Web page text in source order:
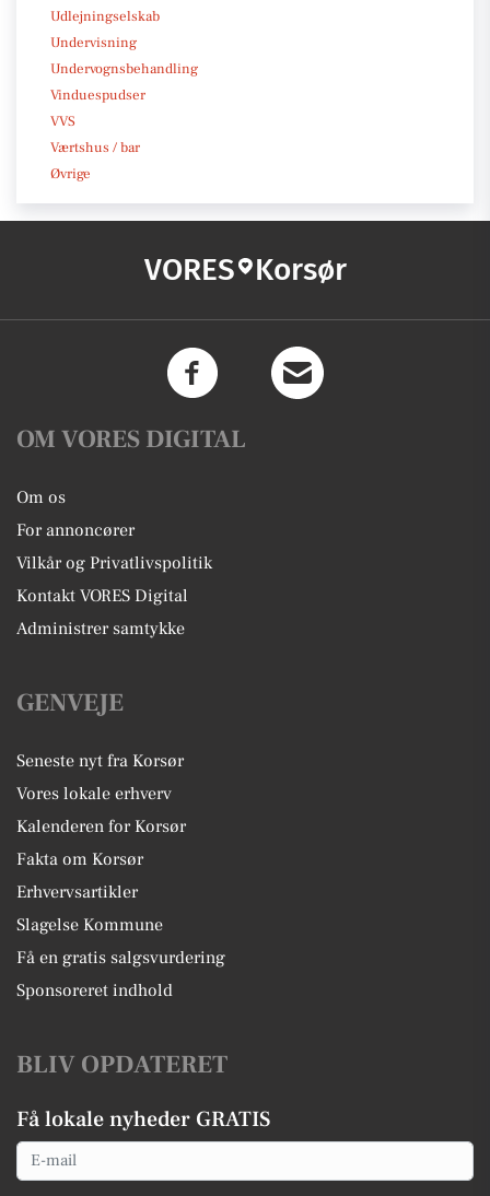
Udlejningselskab
Undervisning
Undervognsbehandling
Vinduespudser
VVS
Værtshus / bar
Øvrige
VORES Korsør
OM VORES DIGITAL
Om os
For annoncører
Vilkår og Privatlivspolitik
Kontakt VORES Digital
Administrer samtykke
GENVEJE
Seneste nyt fra Korsør
Vores lokale erhverv
Kalenderen for Korsør
Fakta om Korsør
Erhvervsartikler
Slagelse Kommune
Få en gratis salgsvurdering
Sponsoreret indhold
BLIV OPDATERET
Få lokale nyheder GRATIS
Email